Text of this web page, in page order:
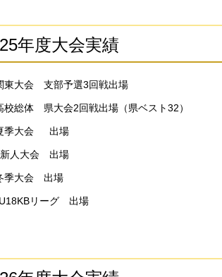
年度大会実績
大会 支部予選3回戦出場
総体 県大会2回戦出場（県ベスト32）
季大会 出場
人大会 出場
大会 出場
リーグ 出場